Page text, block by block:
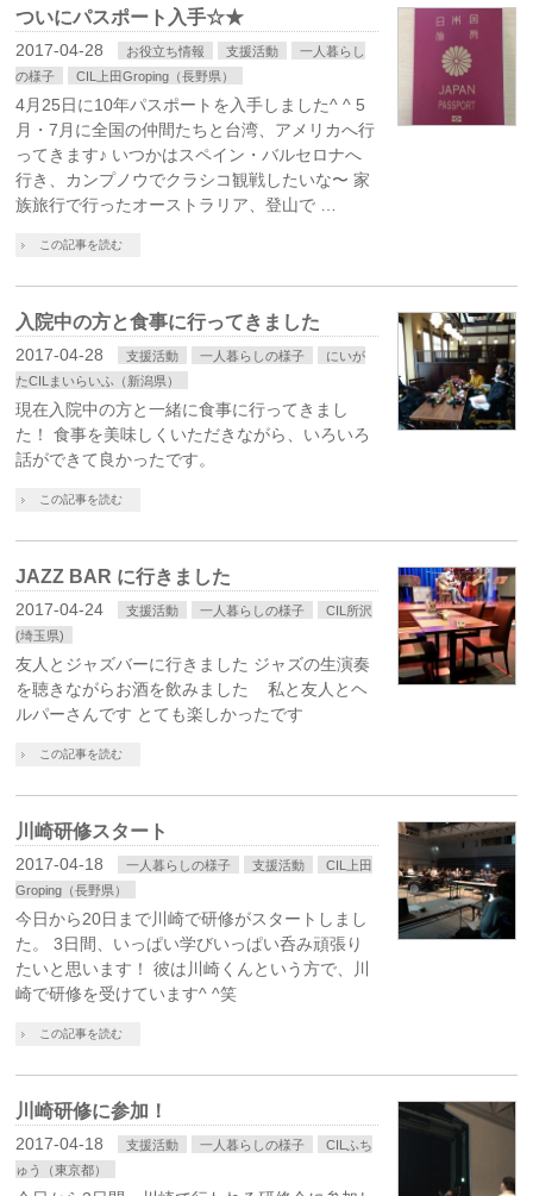
ついにパスポート入手☆★
2017-04-28 お役立ち情報 支援活動
一人暮らし
の様子
CIL上田Groping（長野県）
4月25日に10年パスポートを入手しました^ ^ 5
月・7月に全国の仲間たちと台湾、アメリカへ行
ってきます♪ いつかはスペイン・バルセロナへ
行き、カンプノウでクラシコ観戦したいな〜 家
族旅行で行ったオーストラリア、登山で …
この記事を読む
入院中の方と食事に行ってきました
2017-04-28 支援活動 一人暮らしの様子
にいが
たCILまいらいふ（新潟県）
現在入院中の方と一緒に食事に行ってきまし
た！ 食事を美味しくいただきながら、いろいろ
話ができて良かったです。
この記事を読む
JAZZ BAR に行きました
2017-04-24 支援活動 一人暮らしの様子
CIL所沢
(埼玉県)
友人とジャズバーに行きました ジャズの生演奏
を聴きながらお酒を飲みました 私と友人とヘ
ルパーさんです とても楽しかったです
この記事を読む
川崎研修スタート
2017-04-18 一人暮らしの様子 支援活動
CIL上田
Groping（長野県）
今日から20日まで川崎で研修がスタートしまし
た。 3日間、いっぱい学びいっぱい呑み頑張り
たいと思います！ 彼は川崎くんという方で、川
崎で研修を受けています^ ^笑
この記事を読む
川崎研修に参加！
2017-04-18 支援活動 一人暮らしの様子
CILふち
ゅう（東京都）